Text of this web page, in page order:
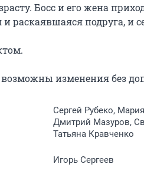
Босс и его жена
раскаявшаяся подруга,
возможны изменения без
Сергей Рубеко,
Дмитрий Мазуров,
Татьяна Кравченко
Игорь Сергеев